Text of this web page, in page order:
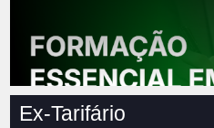
Ex-Tarifário